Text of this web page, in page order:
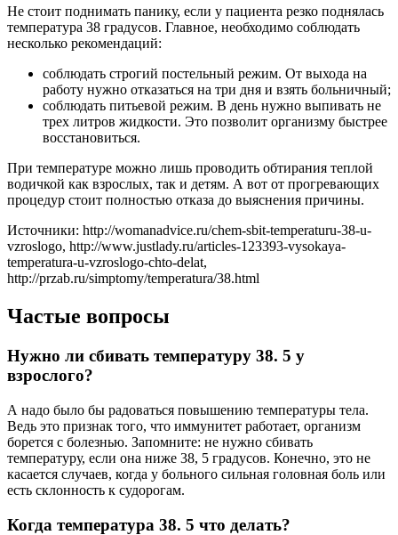
Не стоит поднимать панику, если у пациента резко поднялась
температура 38 градусов. Главное, необходимо соблюдать
несколько рекомендаций:
соблюдать строгий постельный режим. От выхода на
работу нужно отказаться на три дня и взять больничный;
соблюдать питьевой режим. В день нужно выпивать не
трех литров жидкости. Это позволит организму быстрее
восстановиться.
При температуре можно лишь проводить обтирания теплой
водичкой как взрослых, так и детям. А вот от прогревающих
процедур стоит полностью отказа до выяснения причины.
Источники: http://womanadvice.ru/chem-sbit-temperaturu-38-u-
vzroslogo, http://www.justlady.ru/articles-123393-vysokaya-
temperatura-u-vzroslogo-chto-delat,
http://przab.ru/simptomy/temperatura/38.html
Частые вопросы
Нужно ли сбивать температуру 38. 5 у
взрослого?
А надо было бы радоваться повышению температуры тела.
Ведь это признак того, что иммунитет работает, организм
борется с болезнью. Запомните: не нужно сбивать
температуру, если она ниже 38, 5 градусов. Конечно, это не
касается случаев, когда у больного сильная головная боль или
есть склонность к судорогам.
Когда температура 38. 5 что делать?